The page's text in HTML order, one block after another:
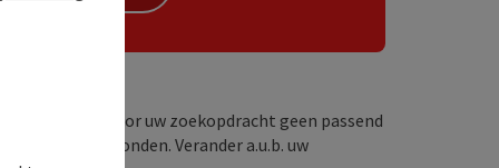
Wij hebben voor uw zoekopdracht geen passend
resultaat gevonden. Verander a.u.b. uw